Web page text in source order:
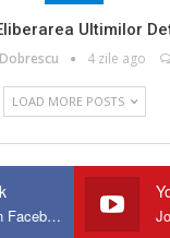
Ultimilor
4 zile ago
LOAD MORE POSTS
Join us on Facebook